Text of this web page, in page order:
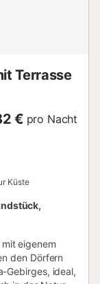
Terrasse
€ pro Nacht
Küste
eigenem
den Dörfern
Gebirges, ideal,